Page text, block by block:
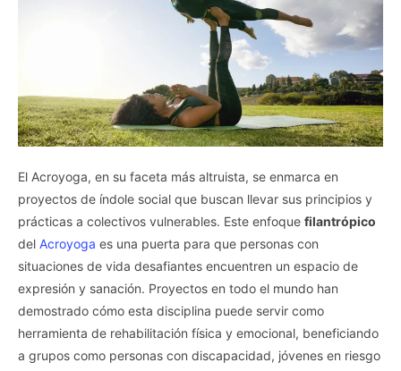
El Acroyoga, en su faceta más altruista, se enmarca en
proyectos de índole social que buscan llevar sus principios y
prácticas a colectivos vulnerables. Este enfoque filantrópico
del Acroyoga es una puerta para que personas con
situaciones de vida desafiantes encuentren un espacio de
expresión y sanación. Proyectos en todo el mundo han
demostrado cómo esta disciplina puede servir como
herramienta de rehabilitación física y emocional, beneficiando
a grupos como personas con discapacidad, jóvenes en riesgo